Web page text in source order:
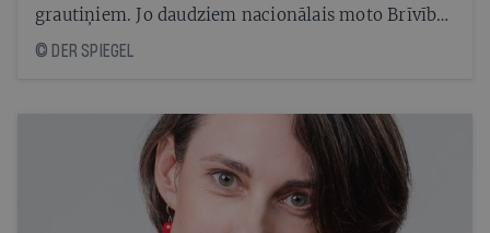
grautiņiem. Jo daudziem nacionālais moto Brīvība,
vienlīdzība, brālība joprojām izklausās tukšs
© DER SPIEGEL